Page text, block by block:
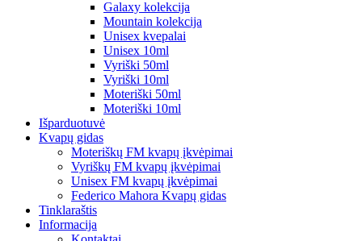
Galaxy kolekcija
Mountain kolekcija
Unisex kvepalai
Unisex 10ml
Vyriški 50ml
Vyriški 10ml
Moteriški 50ml
Moteriški 10ml
Išparduotuvė
Kvapų gidas
Moteriškų FM kvapų įkvėpimai
Vyriškų FM kvapų įkvėpimai
Unisex FM kvapų įkvėpimai
Federico Mahora Kvapų gidas
Tinklaraštis
Informacija